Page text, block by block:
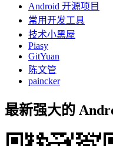
Android 开源项目
常用开发工具
技术小黑屋
Piasy
GitYuan
陈文管
paincker
最新强大的